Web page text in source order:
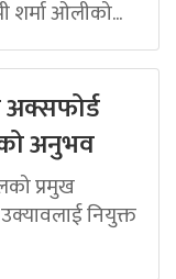
शर्मा ओलीको...
अक्सफोर्ड
अनुभव
प्रमुख
नियुक्त